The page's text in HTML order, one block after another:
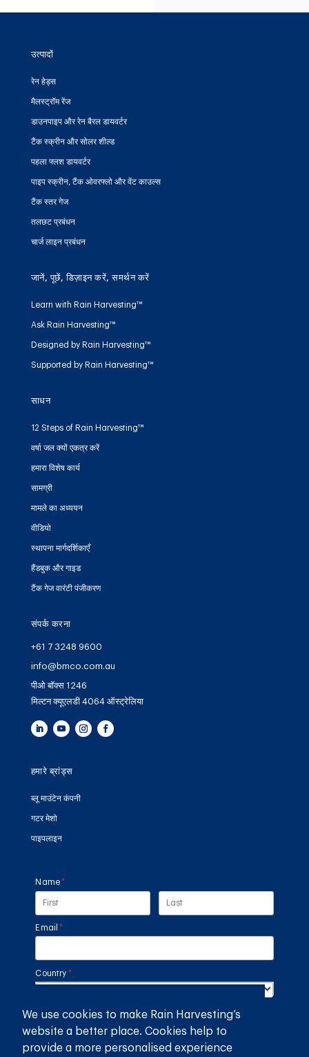
उत्पादों
रेन हेड्स
मैलस्ट्रॉम रेंज
डाउनपाइप और रेन बैरल डायवर्टर
टैंक स्क्रीन और सोलर शील्ड
पहला फ्लश डायवर्टर
पाइप स्क्रीन, टैंक ओवरफ्लो और वेंट काउल्स
टैंक स्तर गेज
तलछट प्रबंधन
चार्ज लाइन प्रबंधन
जानें, पूछें, डिज़ाइन करें, समर्थन करें
Learn with Rain Harvesting™
Ask Rain Harvesting™
Designed by Rain Harvesting™
Supported by Rain Harvesting™
साधन
12 Steps of Rain Harvesting™
वर्षा जल क्यों एकत्र करें
हमारा विशेष कार्य
सामग्री
मामले का अध्ययन
वीडियो
स्थापना मार्गदर्शिकाएँ
हैंडबुक और गाइड
टैंक गेज वारंटी पंजीकरण
संपर्क करना
+61 7 3248 9600
info@bmco.com.au
पीओ बॉक्स 1246
मिल्टन क्यूएलडी 4064 ऑस्ट्रेलिया
हमारे ब्रांड्स
ब्लू माउंटेन कंपनी
गटर मेशो
पाइपलाइन
Name *
(required)
Email *
(required)
Country *
(required)
SUBMIT
We use cookies to make Rain Harvesting’s
website a better place. Cookies help to
provide a more personalised experience